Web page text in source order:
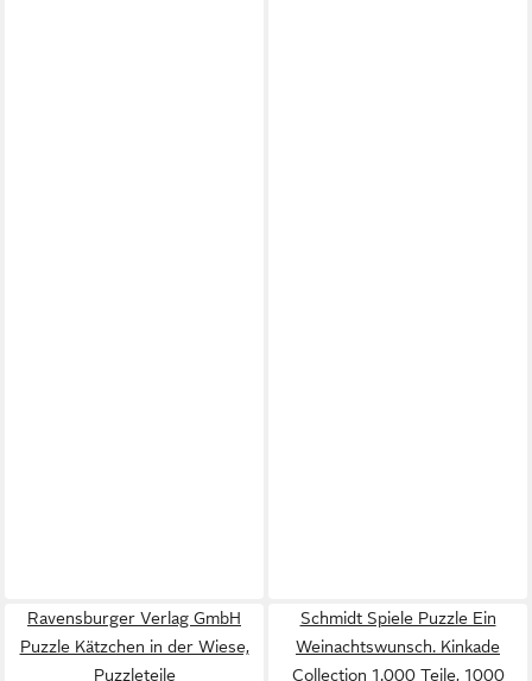
Ravensburger Verlag GmbH
Puzzle Kätzchen in der Wiese,
Puzzleteile
Schmidt Spiele Puzzle Ein
Weinachtswunsch. Kinkade
Collection 1.000 Teile, 1000